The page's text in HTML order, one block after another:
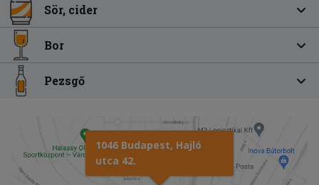
Sör, cider
Bor
Pezsgő
1046 Budapest, Hajló
utca 42.